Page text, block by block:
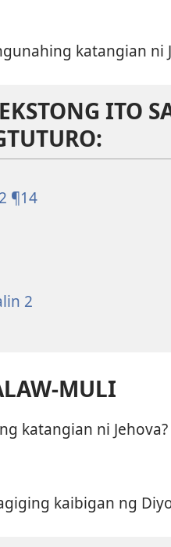
katangian ni
ITO
¶14
2
MULI
katangian ni Jehova?
kaibigan ng